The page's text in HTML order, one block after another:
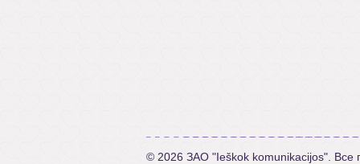
© 2026 ЗАО "Ieškok komunikacijos".